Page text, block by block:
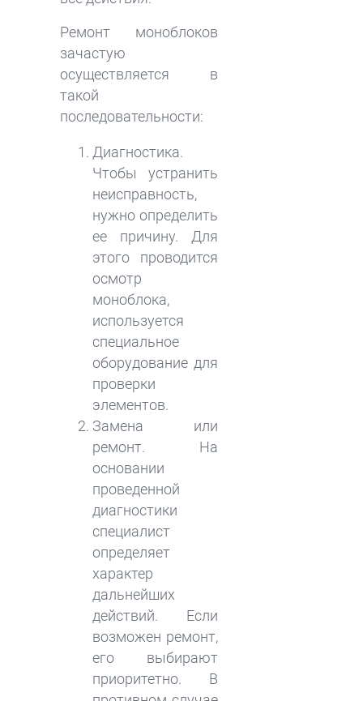
Ремонт моноблоков
зачастую
осуществляется в
такой
последовательности:
Диагностика.
Чтобы устранить
неисправность,
нужно определить
ее причину. Для
этого проводится
осмотр
моноблока,
используется
специальное
оборудование для
проверки
элементов.
Замена или
ремонт. На
основании
проведенной
диагностики
специалист
определяет
характер
дальнейших
действий. Если
возможен ремонт,
его выбирают
приоритетно. В